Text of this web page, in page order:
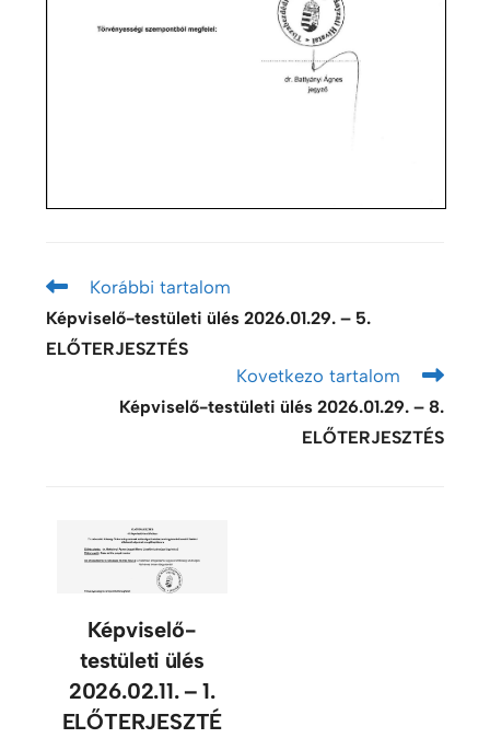
Korábbi tartalom
Képviselő-testületi ülés 2026.01.29. – 5.
ELŐTERJESZTÉS
Kovetkezo tartalom
Képviselő-testületi ülés 2026.01.29. – 8.
ELŐTERJESZTÉS
Képviselő-
testületi ülés
2026.02.11. – 1.
ELŐTERJESZTÉ